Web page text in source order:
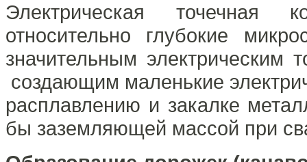
Электрическая точечная
относительно глубокие
значительным
создающим маленькие
расплавлению и закалке
бы заземляющей массой при